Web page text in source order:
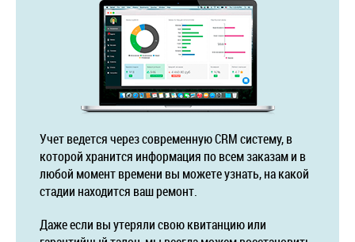
Учет ведется через современную CRM систему, в
которой хранится информация по всем заказам и в
любой момент времени вы можете узнать, на какой
стадии находится ваш ремонт.
Даже если вы утеряли свою квитанцию или